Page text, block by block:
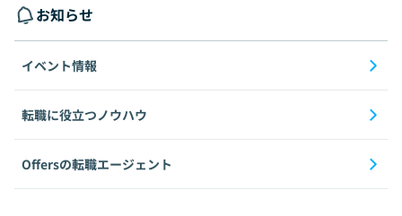
お知らせ
イベント情報
転職に役立つノウハウ
Offersの転職エージェント